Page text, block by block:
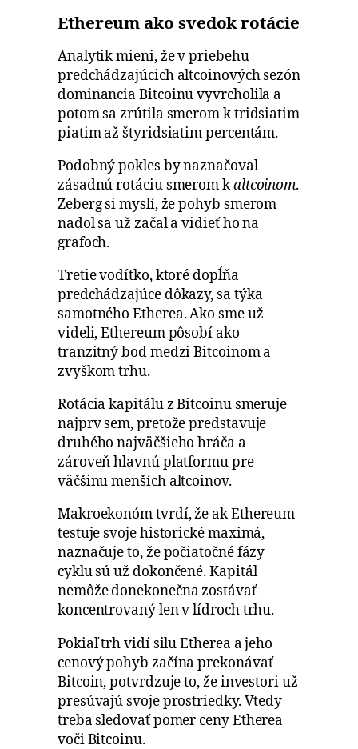
Ethereum ako svedok rotácie
Analytik mieni, že v priebehu
predchádzajúcich altcoinových sezón
dominancia Bitcoinu vyvrcholila a
potom sa zrútila smerom k tridsiatim
piatim až štyridsiatim percentám.
Podobný pokles by naznačoval
zásadnú rotáciu smerom kaltcoinom.
Zeberg si myslí, že pohyb smerom
nadol sa už začal a vidieť ho na
grafoch.
Tretie vodítko, ktoré dopĺňa
predchádzajúce dôkazy, sa týka
samotného Etherea. Ako sme už
videli, Ethereum pôsobí ako
tranzitný bod medzi Bitcoinom a
zvyškom trhu.
Rotácia kapitálu z Bitcoinu smeruje
najprv sem, pretože predstavuje
druhého najväčšieho hráča a
zároveň hlavnú platformu pre
väčšinu menších altcoinov.
Makroekonóm tvrdí, že ak Ethereum
testuje svoje historické maximá,
naznačuje to, že počiatočné fázy
cyklu sú už dokončené. Kapitál
nemôže donekonečna zostávať
koncentrovaný len v lídroch trhu.
Pokiaľ trh vidí silu Etherea a jeho
cenový pohyb začína prekonávať
Bitcoin, potvrdzuje to, že investori už
presúvajú svoje prostriedky. Vtedy
treba sledovať pomer ceny Etherea
voči Bitcoinu.